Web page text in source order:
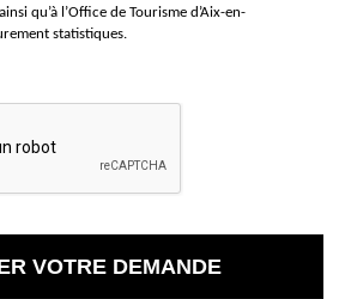
qu’à l’Office de Tourisme d’Aix-en-
statistiques.